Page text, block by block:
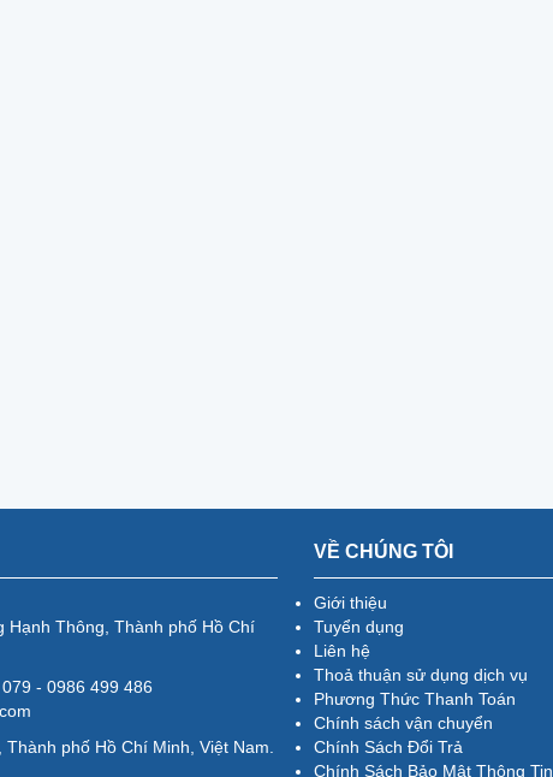
Hạnh Thông, Thành phố Hồ Chí
- 0986 499 486
phố Hồ Chí Minh, Việt Nam.
VỀ CHÚNG TÔI
Giới thiệu
Tuyển dụng
Liên hệ
Thoả thuận sử dụng dịch vụ
Phương Thức Thanh Toán
Chính sách vận chuyển
Chính Sách Đổi Trả
Chính Sách Bảo Mật Thông Tin